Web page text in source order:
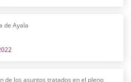
de Ayala
de los asuntos tratados en el pleno